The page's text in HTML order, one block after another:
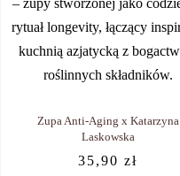
Zupa Anti-Aging x Katarzyna
Laskowska
35,90zł